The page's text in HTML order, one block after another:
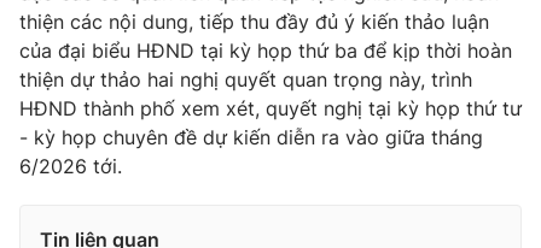
® Cấm sao chép dưới mọi hình thức nếu không có sự chấp
thuận bằng văn bản. Ghi rõ nguồn VTV.vn khi phát hành lại
thông tin từ website này.
thiện các nội dung, tiếp thu đầy đủ ý kiến thảo luận
của đại biểu HĐND tại kỳ họp thứ ba để kịp thời hoàn
thiện dự thảo hai nghị quyết quan trọng này, trình
HĐND thành phố xem xét, quyết nghị tại kỳ họp thứ tư
- kỳ họp chuyên đề dự kiến diễn ra vào giữa tháng
6/2026 tới.
Tin liên quan